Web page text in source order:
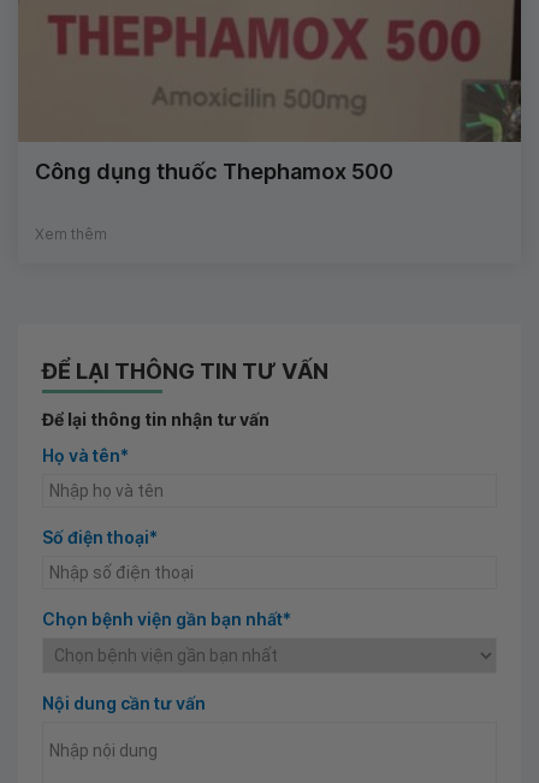
Công dụng thuốc Thephamox 500
Xem thêm
ĐỂ LẠI THÔNG TIN TƯ VẤN
Để lại thông tin nhận tư vấn
Họ và tên*
Số điện thoại*
Chọn bệnh viện gần bạn nhất*
Nội dung cần tư vấn